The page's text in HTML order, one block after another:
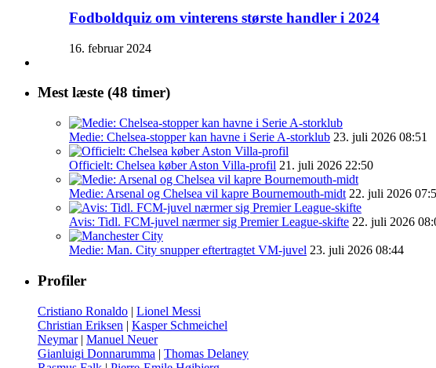
Fodboldquiz om vinterens største handler i 2024
16. februar 2024
Mest læste (48 timer)
Medie: Chelsea-stopper kan havne i Serie A-storklub 23. juli 2026 08:51
Officielt: Chelsea køber Aston Villa-profil 21. juli 2026 22:50
Medie: Arsenal og Chelsea vil kapre Bournemouth-midt 22. juli 2026
Avis: Tidl. FCM-juvel nærmer sig Premier League-skifte 22. juli 2026
Medie: Man. City snupper eftertragtet VM-juvel 23. juli 2026 08:44
Profiler
Cristiano Ronaldo | Lionel Messi
Christian Eriksen | Kasper Schmeichel
Neymar| Manuel Neuer
Gianluigi Donnarumma | Thomas Delaney